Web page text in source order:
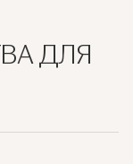
ДЛЯ